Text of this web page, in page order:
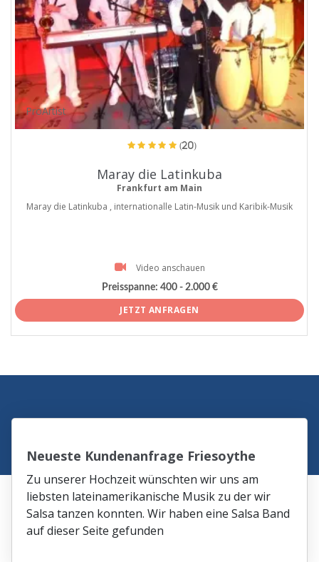
ProArtist
(20)
Maray die Latinkuba
Frankfurt am Main
Maray die Latinkuba , internationalle Latin-Musik und Karibik-Musik
Video anschauen
Preisspanne: 400 - 2.000 €
JETZT ANFRAGEN
Neueste Kundenanfrage Friesoythe
Zu unserer Hochzeit wünschten wir uns am
liebsten lateinamerikanische Musik zu der wir
Salsa tanzen konnten. Wir haben eine Salsa Band
auf dieser Seite gefunden